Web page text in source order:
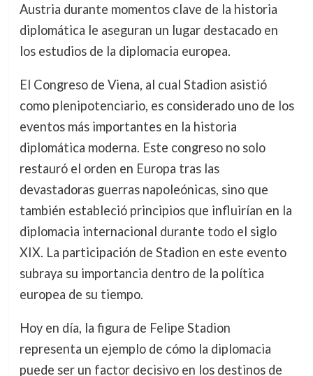
Austria durante momentos clave de la historia
diplomática le aseguran un lugar destacado en
los estudios de la diplomacia europea.
El Congreso de Viena, al cual Stadion asistió
como plenipotenciario, es considerado uno de los
eventos más importantes en la historia
diplomática moderna. Este congreso no solo
restauró el orden en Europa tras las
devastadoras guerras napoleónicas, sino que
también estableció principios que influirían en la
diplomacia internacional durante todo el siglo
XIX. La participación de Stadion en este evento
subraya su importancia dentro de la política
europea de su tiempo.
Hoy en día, la figura de Felipe Stadion
representa un ejemplo de cómo la diplomacia
puede ser un factor decisivo en los destinos de